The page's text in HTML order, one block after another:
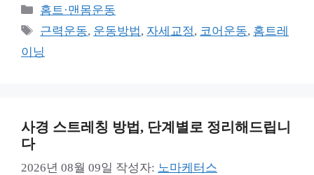
카
테
리
홈트·맨몸운동
태
그
근력운동, 운동방법, 자세교정, 코어운동, 홈트레
이닝
사경 스트레칭 방법, 단계별로 정리해드립니
다
2026년 08월 09일 작성자: 노마케터스